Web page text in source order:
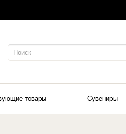
товары Сувениры